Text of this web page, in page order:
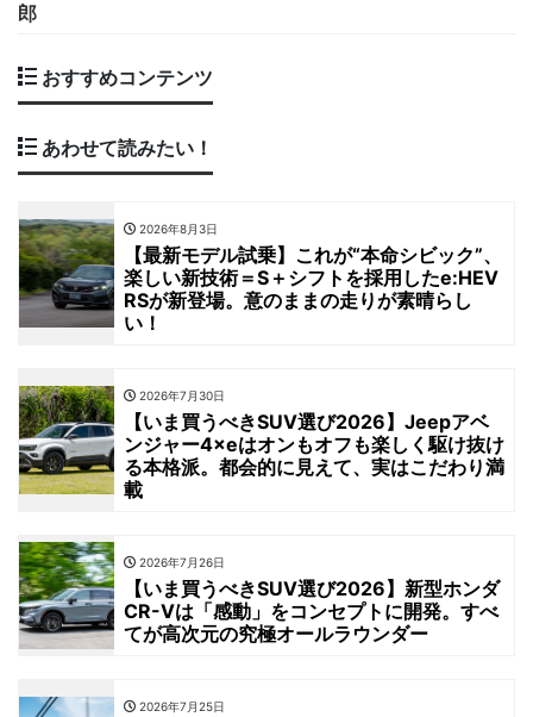
郎
おすすめコンテンツ
あわせて読みたい！
2026年8月3日
【最新モデル試乗】これが“本命シビック”、
楽しい新技術＝S＋シフトを採用したe:HEV
RSが新登場。意のままの走りが素晴らし
い！
2026年7月30日
【いま買うべきSUV選び2026】Jeepアベ
ンジャー4×eはオンもオフも楽しく駆け抜け
る本格派。都会的に見えて、実はこだわり満
載
2026年7月26日
【いま買うべきSUV選び2026】新型ホンダ
CR-Vは「感動」をコンセプトに開発。すべ
てが高次元の究極オールラウンダー
2026年7月25日